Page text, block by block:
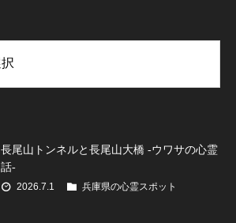
長尾山トンネルと長尾山大橋 -ウワサの心霊
話-
2026.7.1 兵庫県の心霊スポット